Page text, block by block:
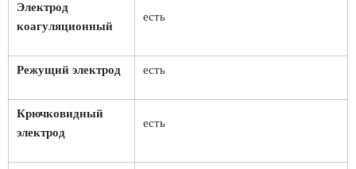
Электрод
коагуляционный
есть
Режущий электрод есть
Крючковидный
электрод
есть